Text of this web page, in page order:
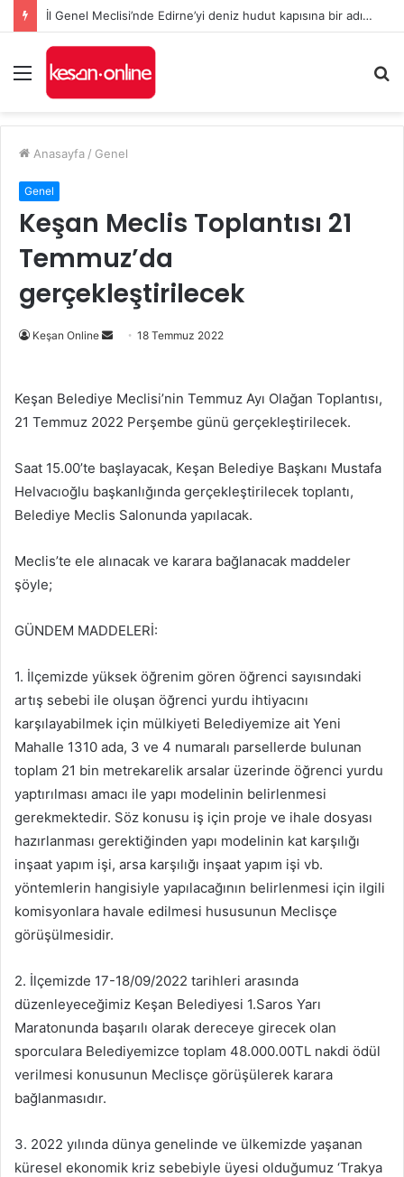
İl Genel Meclisi’nde Edirne’yi deniz hudut kapısına bir adım daha yaklaştıran Enez Limanı kararı
Menü
...
Anasayfa / Genel
Genel
Keşan Meclis Toplantısı 21
Temmuz’da
gerçekleştirilecek
Keşan Online
Bir
göndermek
18 Temmuz 2022
Keşan Belediye Meclisi’nin Temmuz Ayı Olağan Toplantısı,
21 Temmuz 2022 Perşembe günü gerçekleştirilecek.
Saat 15.00’te başlayacak, Keşan Belediye Başkanı Mustafa
Helvacıoğlu başkanlığında gerçekleştirilecek toplantı,
Belediye Meclis Salonunda yapılacak.
Meclis’te ele alınacak ve karara bağlanacak maddeler
şöyle;
GÜNDEM MADDELERİ:
1. İlçemizde yüksek öğrenim gören öğrenci sayısındaki
artış sebebi ile oluşan öğrenci yurdu ihtiyacını
karşılayabilmek için mülkiyeti Belediyemize ait Yeni
Mahalle 1310 ada, 3 ve 4 numaralı parsellerde bulunan
toplam 21 bin metrekarelik arsalar üzerinde öğrenci yurdu
yaptırılması amacı ile yapı modelinin belirlenmesi
gerekmektedir. Söz konusu iş için proje ve ihale dosyası
hazırlanması gerektiğinden yapı modelinin kat karşılığı
inşaat yapım işi, arsa karşılığı inşaat yapım işi vb.
yöntemlerin hangisiyle yapılacağının belirlenmesi için ilgili
komisyonlara havale edilmesi hususunun Meclisçe
görüşülmesidir.
2. İlçemizde 17-18/09/2022 tarihleri arasında
düzenleyeceğimiz Keşan Belediyesi 1.Saros Yarı
Maratonunda başarılı olarak dereceye girecek olan
sporculara Belediyemizce toplam 48.000.00TL nakdi ödül
verilmesi konusunun Meclisçe görüşülerek karara
bağlanmasıdır.
3. 2022 yılında dünya genelinde ve ülkemizde yaşanan
küresel ekonomik kriz sebebiyle üyesi olduğumuz ‘Trakya